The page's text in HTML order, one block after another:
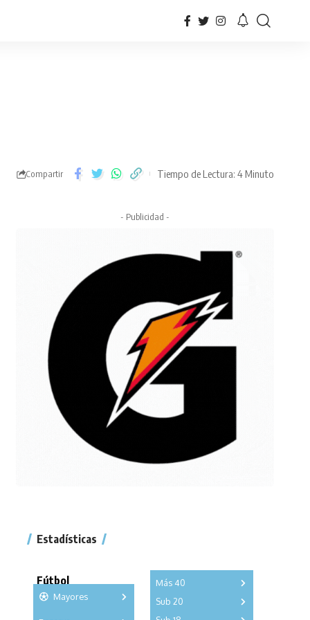
Compartir Tiempo de Lectura: 4 Minuto
- Publicidad -
Estadísticas
Fútbol
Mayores
Más 40
Sub 20